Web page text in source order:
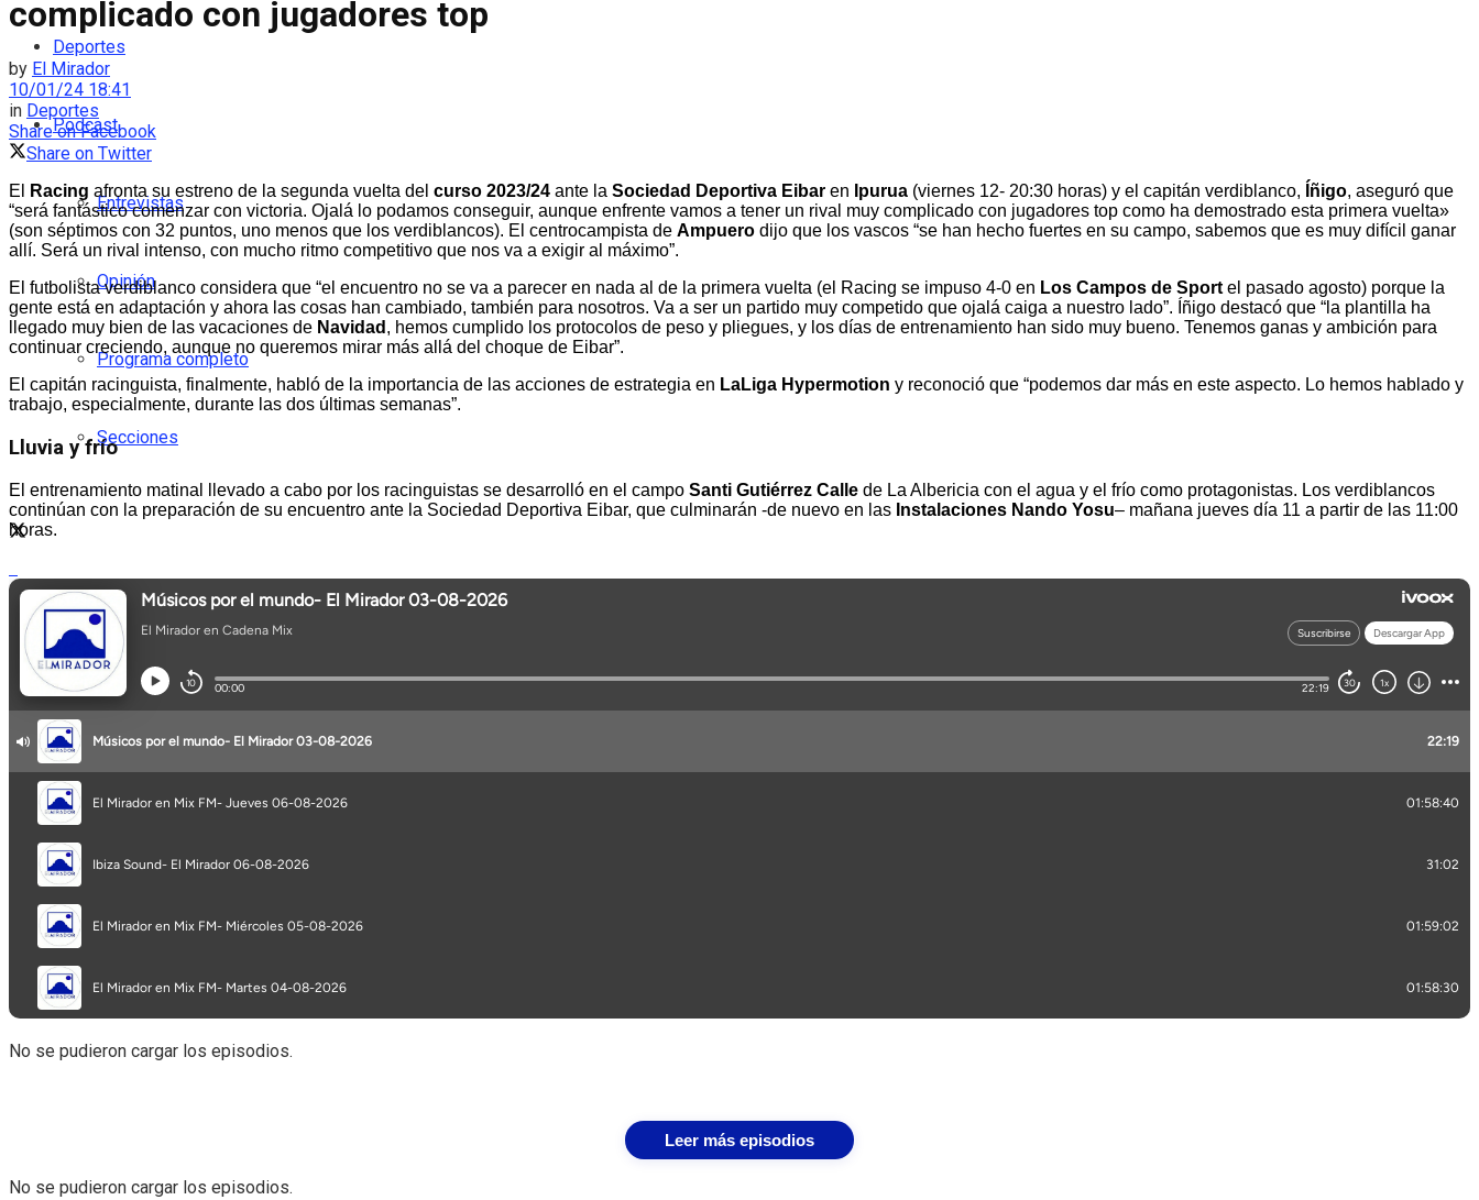
Deportes
Podcast
Entrevistas
Opinión
Programa completo
Secciones
No Result
View All Result
complicado con jugadores top
by El Mirador
10/01/24 18:41
in Deportes
Share on Facebook
Share on Twitter
El Racing afronta su estreno de la segunda vuelta del curso 2023/24 ante la Sociedad Deportiva Eibar en Ipurua (viernes 12- 20:30 horas) y el capitán verdiblanco, Íñigo, aseguró que
“será fantástico comenzar con victoria. Ojalá lo podamos conseguir, aunque enfrente vamos a tener un rival muy complicado con jugadores top como ha demostrado esta primera vuelta»
(son séptimos con 32 puntos, uno menos que los verdiblancos). El centrocampista de Ampuero dijo que los vascos “se han hecho fuertes en su campo, sabemos que es muy difícil ganar
allí. Será un rival intenso, con mucho ritmo competitivo que nos va a exigir al máximo”.
El futbolista verdiblanco considera que “el encuentro no se va a parecer en nada al de la primera vuelta (el Racing se impuso 4-0 en Los Campos de Sportel pasado agosto) porque la
gente está en adaptación y ahora las cosas han cambiado, también para nosotros. Va a ser un partido muy competido que ojalá caiga a nuestro lado”. Íñigo destacó que “la plantilla ha
llegado muy bien de las vacaciones de Navidad , hemos cumplido los protocolos de peso y pliegues, y los días de entrenamiento han sido muy bueno. Tenemos ganas y ambición para
continuar creciendo, aunque no queremos mirar más allá del choque de Eibar”.
El capitán racinguista, finalmente, habló de la importancia de las acciones de estrategia en LaLiga Hypermotion y reconoció que “podemos dar más en este aspecto. Lo hemos hablado y
trabajo, especialmente, durante las dos últimas semanas”.
Lluvia y frío
El entrenamiento matinal llevado a cabo por los racinguistas se desarrolló en el campo Santi Gutiérrez Calle de La Albericia con el agua y el frío como protagonistas. Los verdiblancos
continúan con la preparación de su encuentro ante la Sociedad Deportiva Eibar, que culminarán -de nuevo en las Instalaciones Nando Yosu– mañana jueves día 11 a partir de las 11:00
horas.
No se pudieron cargar los episodios.
Leer más episodios
No se pudieron cargar los episodios.